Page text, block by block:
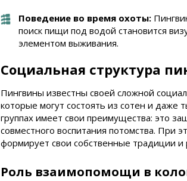
Поведение во время охоты:
поиск пищи под водой становится
элементом выживания.
Социальная структура
Пингвины известны своей сложной
которые могут состоять из сотен и даже
группах имеет свои преимущества: это
совместного воспитания потомства. При
формирует свои собственные традиции и
Роль взаимопомощи в